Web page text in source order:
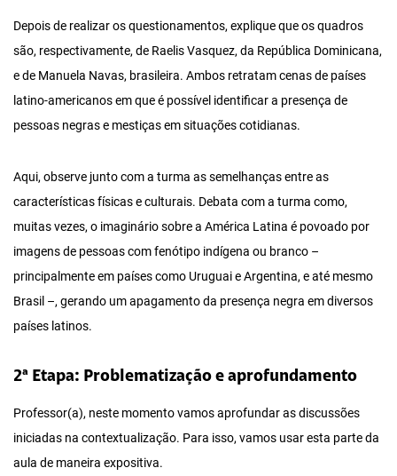
Depois de realizar os questionamentos, explique que os quadros
são, respectivamente, de Raelis Vasquez, da República Dominicana,
e de Manuela Navas, brasileira. Ambos retratam cenas de países
latino-americanos em que é possível identificar a presença de
pessoas negras e mestiças em situações cotidianas.
Aqui, observe junto com a turma as semelhanças entre as
características físicas e culturais. Debata com a turma como,
muitas vezes, o imaginário sobre a América Latina é povoado por
imagens de pessoas com fenótipo indígena ou branco –
principalmente em países como Uruguai e Argentina, e até mesmo
Brasil –, gerando um apagamento da presença negra em diversos
países latinos.
2ª Etapa: Problematização e aprofundamento
Professor(a), neste momento vamos aprofundar as discussões
iniciadas na contextualização. Para isso, vamos usar esta parte da
aula de maneira expositiva.